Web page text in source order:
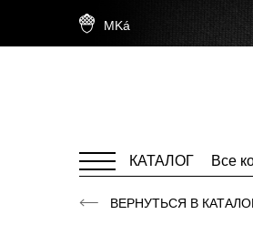
MKá
КАТАЛОГ Все
ВЕРНУТЬСЯ В